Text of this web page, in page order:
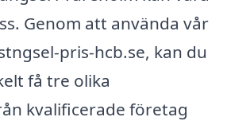
Genom att använda vår
pris-hcb.se, kan du
få tre olika
kvalificerade företag